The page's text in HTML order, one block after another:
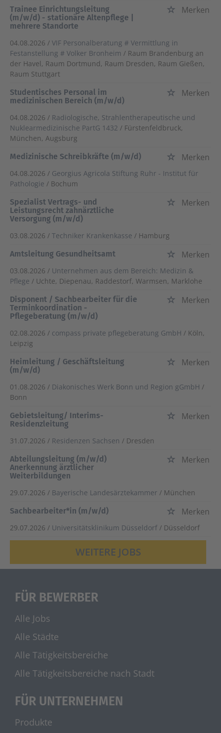
Trainee Einrichtungsleitung
(m/w/d) - stationäre Altenpflege |
mehrere Standorte
Merken
04.08.2026 / VIF Personalberatung # Vermittlung in
Festanstellung # Volker Bronheim / Raum Brandenburg an
der Havel, Raum Dortmund, Raum Dresden, Raum Gießen,
Raum Stuttgart
Studentisches Personal im
medizinischen Bereich (m/w/d)
Merken
04.08.2026 / Radiologische, Strahlentherapeutische und
Nuklearmedizinische PartG 1432 / Fürstenfeldbruck,
München, Augsburg
Medizinische Schreibkräfte (m/w/d)
Merken
04.08.2026 / Georgius Agricola Stiftung Ruhr - Institut für
Pathologie / Bochum
Spezialist Vertrags- und
Leistungsrecht zahnärztliche
Versorgung (m/w/d)
Merken
03.08.2026 / Techniker Krankenkasse / Hamburg
Amtsleitung Gesundheitsamt
Merken
03.08.2026 / Unternehmen aus dem Bereich: Medizin &
Pflege / Uchte, Diepenau, Raddestorf, Warmsen, Marklohe
Disponent / Sachbearbeiter für die
Terminkoordination -
Pflegeberatung (m/w/d)
Merken
02.08.2026 / compass private pflegeberatung GmbH / Köln,
Leipzig
Heimleitung / Geschäftsleitung
(m/w/d)
Merken
01.08.2026 / Diakonisches Werk Bonn und Region gGmbH /
Bonn
Gebietsleitung/ Interims-
Residenzleitung
Merken
31.07.2026 / Residenzen Sachsen / Dresden
Abteilungsleitung (m/w/d)
Anerkennung ärztlicher
Weiterbildungen
Merken
29.07.2026 / Bayerische Landesärztekammer / München
Sachbearbeiter*in (m/w/d)
Merken
29.07.2026 / Universitätsklinikum Düsseldorf / Düsseldorf
WEITERE JOBS
FÜR BEWERBER
Alle Jobs
Alle Städte
Alle Tätigkeitsbereiche
Alle Tätigkeitsbereiche nach Stadt
FÜR UNTERNEHMEN
Produkte